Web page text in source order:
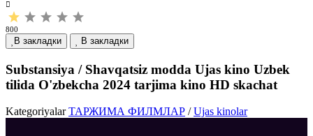
800
В закладки В закладки
Substansiya / Shavqatsiz modda Ujas kino Uzbek
tilida O'zbekcha 2024 tarjima kino HD skachat
Kategoriyalar ТАРЖИМА ФИЛМЛАР /Ujas kinolar